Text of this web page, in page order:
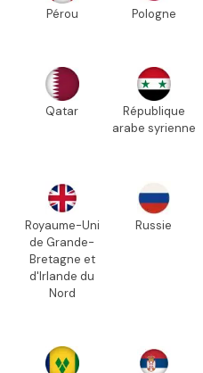
Pérou Pologne
Qatar
République
arabe syrienne
Royaume-Uni
de Grande-
Bretagne et
d'Irlande du
Nord
Russie